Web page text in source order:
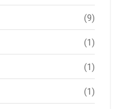
(9)
(1)
(1)
(1)